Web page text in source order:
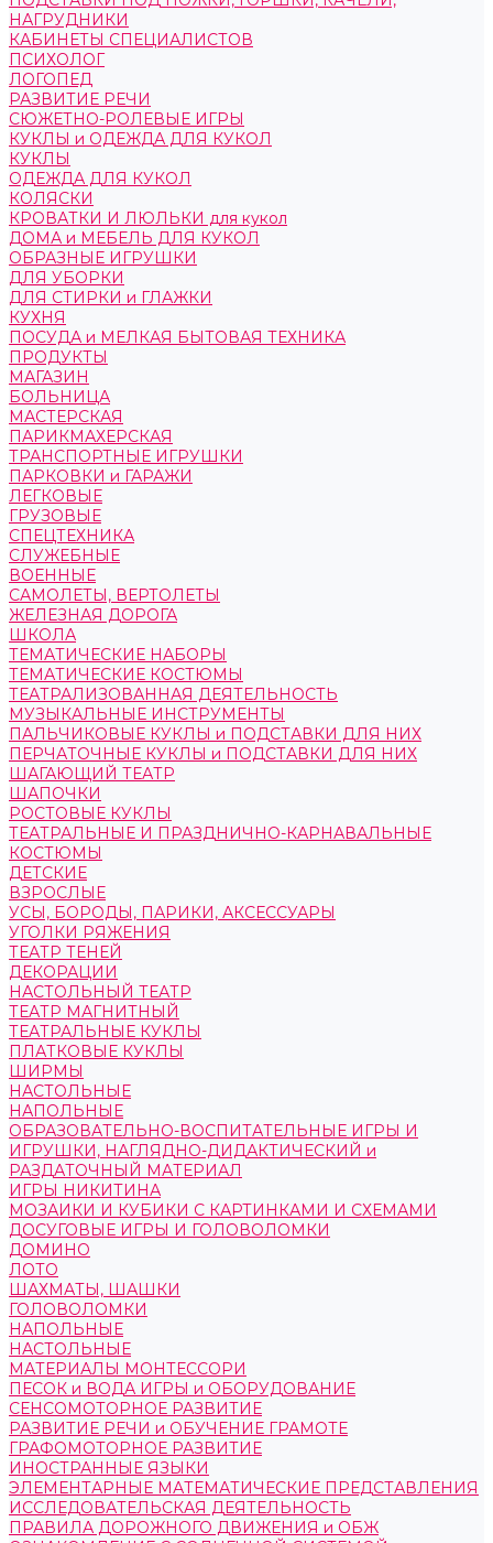
НАГРУДНИКИ
КАБИНЕТЫ СПЕЦИАЛИСТОВ
ПСИХОЛОГ
ЛОГОПЕД
РАЗВИТИЕ РЕЧИ
СЮЖЕТНО-РОЛЕВЫЕ ИГРЫ
КУКЛЫ и ОДЕЖДА ДЛЯ КУКОЛ
КУКЛЫ
ОДЕЖДА ДЛЯ КУКОЛ
КОЛЯСКИ
КРОВАТКИ И ЛЮЛЬКИ для кукол
ДОМА и МЕБЕЛЬ ДЛЯ КУКОЛ
ОБРАЗНЫЕ ИГРУШКИ
ДЛЯ УБОРКИ
ДЛЯ СТИРКИ и ГЛАЖКИ
КУХНЯ
ПОСУДА и МЕЛКАЯ БЫТОВАЯ ТЕХНИКА
ПРОДУКТЫ
МАГАЗИН
БОЛЬНИЦА
МАСТЕРСКАЯ
ПАРИКМАХЕРСКАЯ
ТРАНСПОРТНЫЕ ИГРУШКИ
ПАРКОВКИ и ГАРАЖИ
ЛЕГКОВЫЕ
ГРУЗОВЫЕ
СПЕЦТЕХНИКА
СЛУЖЕБНЫЕ
ВОЕННЫЕ
САМОЛЕТЫ, ВЕРТОЛЕТЫ
ЖЕЛЕЗНАЯ ДОРОГА
ШКОЛА
ТЕМАТИЧЕСКИЕ НАБОРЫ
ТЕМАТИЧЕСКИЕ КОСТЮМЫ
ТЕАТРАЛИЗОВАННАЯ ДЕЯТЕЛЬНОСТЬ
МУЗЫКАЛЬНЫЕ ИНСТРУМЕНТЫ
ПАЛЬЧИКОВЫЕ КУКЛЫ и ПОДСТАВКИ ДЛЯ НИХ
ПЕРЧАТОЧНЫЕ КУКЛЫ и ПОДСТАВКИ ДЛЯ НИХ
ШАГАЮЩИЙ ТЕАТР
ШАПОЧКИ
РОСТОВЫЕ КУКЛЫ
ТЕАТРАЛЬНЫЕ И ПРАЗДНИЧНО-КАРНАВАЛЬНЫЕ
КОСТЮМЫ
ДЕТСКИЕ
ВЗРОСЛЫЕ
УСЫ, БОРОДЫ, ПАРИКИ, АКСЕССУАРЫ
УГОЛКИ РЯЖЕНИЯ
ТЕАТР ТЕНЕЙ
ДЕКОРАЦИИ
НАСТОЛЬНЫЙ ТЕАТР
ТЕАТР МАГНИТНЫЙ
ТЕАТРАЛЬНЫЕ КУКЛЫ
ПЛАТКОВЫЕ КУКЛЫ
ШИРМЫ
НАСТОЛЬНЫЕ
НАПОЛЬНЫЕ
ОБРАЗОВАТЕЛЬНО-ВОСПИТАТЕЛЬНЫЕ ИГРЫ И
ИГРУШКИ, НАГЛЯДНО-ДИДАКТИЧЕСКИЙ и
РАЗДАТОЧНЫЙ МАТЕРИАЛ
ИГРЫ НИКИТИНА
МОЗАИКИ И КУБИКИ С КАРТИНКАМИ И СХЕМАМИ
ДОСУГОВЫЕ ИГРЫ И ГОЛОВОЛОМКИ
ДОМИНО
ЛОТО
ШАХМАТЫ, ШАШКИ
ГОЛОВОЛОМКИ
НАПОЛЬНЫЕ
НАСТОЛЬНЫЕ
МАТЕРИАЛЫ МОНТЕССОРИ
ПЕСОК и ВОДА ИГРЫ и ОБОРУДОВАНИЕ
СЕНСОМОТОРНОЕ РАЗВИТИЕ
РАЗВИТИЕ РЕЧИ и ОБУЧЕНИЕ ГРАМОТЕ
ГРАФОМОТОРНОЕ РАЗВИТИЕ
ИНОСТРАННЫЕ ЯЗЫКИ
ЭЛЕМЕНТАРНЫЕ МАТЕМАТИЧЕСКИЕ ПРЕДСТАВЛЕНИЯ
ИССЛЕДОВАТЕЛЬСКАЯ ДЕЯТЕЛЬНОСТЬ
ПРАВИЛА ДОРОЖНОГО ДВИЖЕНИЯ и ОБЖ